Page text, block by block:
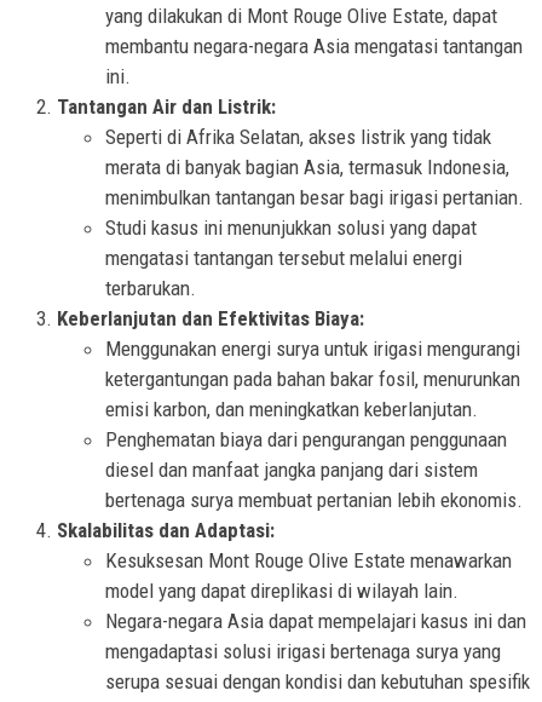
yang dilakukan di Mont Rouge Olive Estate, dapat
membantu negara-negara Asia mengatasi tantangan
ini.
Tantangan Air dan Listrik:
Seperti di Afrika Selatan, akses listrik yang tidak
merata di banyak bagian Asia, termasuk Indonesia,
menimbulkan tantangan besar bagi irigasi pertanian.
Studi kasus ini menunjukkan solusi yang dapat
mengatasi tantangan tersebut melalui energi
terbarukan.
Keberlanjutan dan Efektivitas Biaya:
Menggunakan energi surya untuk irigasi mengurangi
ketergantungan pada bahan bakar fosil, menurunkan
emisi karbon, dan meningkatkan keberlanjutan.
Penghematan biaya dari pengurangan penggunaan
diesel dan manfaat jangka panjang dari sistem
bertenaga surya membuat pertanian lebih ekonomis.
Skalabilitas dan Adaptasi:
Kesuksesan Mont Rouge Olive Estate menawarkan
model yang dapat direplikasi di wilayah lain.
Negara-negara Asia dapat mempelajari kasus ini dan
mengadaptasi solusi irigasi bertenaga surya yang
serupa sesuai dengan kondisi dan kebutuhan spesifik